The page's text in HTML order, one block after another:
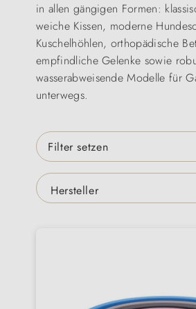
in allen gängigen Formen:
weiche Kissen, moderne
Kuschelhöhlen, orthopädische
empfindliche Gelenke sowie
wasserabweisende Modelle für
unterwegs.
Filter setzen